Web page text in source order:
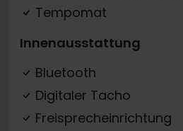
Tempomat
Innenausstattung
Bluetooth
Digitaler Tacho
Freisprecheinrichtung